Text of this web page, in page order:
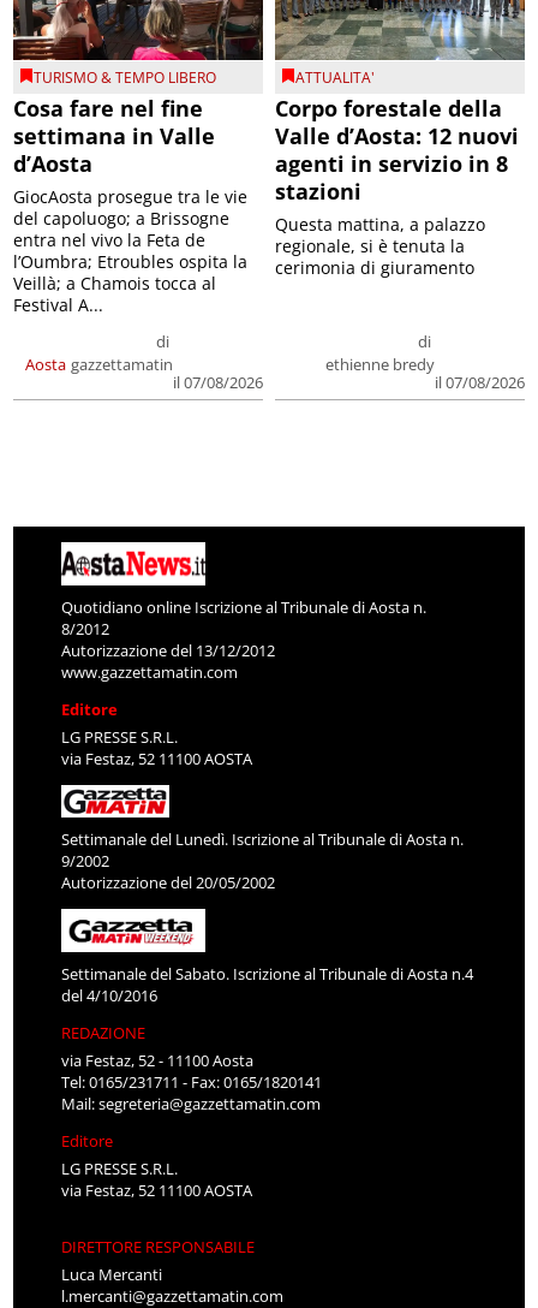
TURISMO & TEMPO LIBERO
Cosa fare nel fine
settimana in Valle
d’Aosta
Aosta
di
gazzettamatin
il 07/08/2026
GiocAosta prosegue tra le vie
del capoluogo; a Brissogne
entra nel vivo la Feta de
l’Oumbra; Etroubles ospita la
Veillà; a Chamois tocca al
Festival A...
ATTUALITA'
Corpo forestale della
Valle d’Aosta: 12 nuovi
agenti in servizio in 8
stazioni
di
ethienne bredy
il 07/08/2026
Questa mattina, a palazzo
regionale, si è tenuta la
cerimonia di giuramento
Quotidiano online Iscrizione al Tribunale di Aosta n.
8/2012
Autorizzazione del 13/12/2012
www.gazzettamatin.com
Editore
LG PRESSE S.R.L.
via Festaz, 52 11100 AOSTA
Settimanale del Lunedì. Iscrizione al Tribunale di Aosta n.
9/2002
Autorizzazione del 20/05/2002
Settimanale del Sabato. Iscrizione al Tribunale di Aosta n.4
del 4/10/2016
REDAZIONE
via Festaz, 52 - 11100 Aosta
Tel: 0165/231711 - Fax: 0165/1820141
Mail:segreteria@gazzettamatin.com
Editore
LG PRESSE S.R.L.
via Festaz, 52 11100 AOSTA
DIRETTORE RESPONSABILE
Luca Mercanti
l.mercanti@gazzettamatin.com